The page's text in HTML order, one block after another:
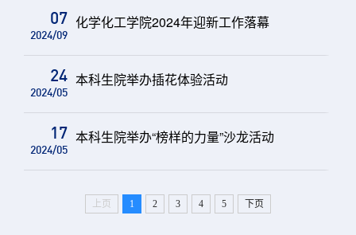
07
2024/09
化学化工学院2024年迎新工作落幕
24
2024/05
本科生院举办插花体验活动
17
2024/05
本科生院举办“榜样的力量”沙龙活动
上页 1 2 3 4 5 下页